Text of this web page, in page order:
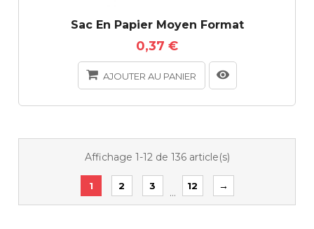
Sac En Papier Moyen Format
0,37 €
AJOUTER AU PANIER
Affichage 1-12 de 136 article(s)
1 2 3
…
12 →